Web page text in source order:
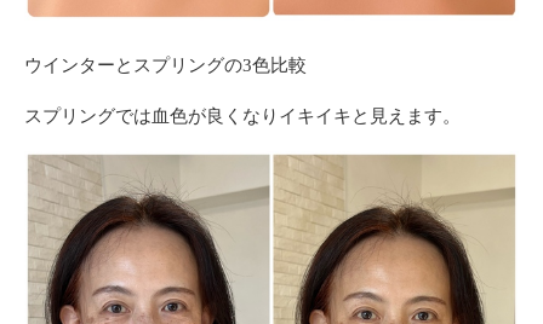
ウインターとスプリングの3色比較
スプリングでは血色が良くなりイキイキと見えます。